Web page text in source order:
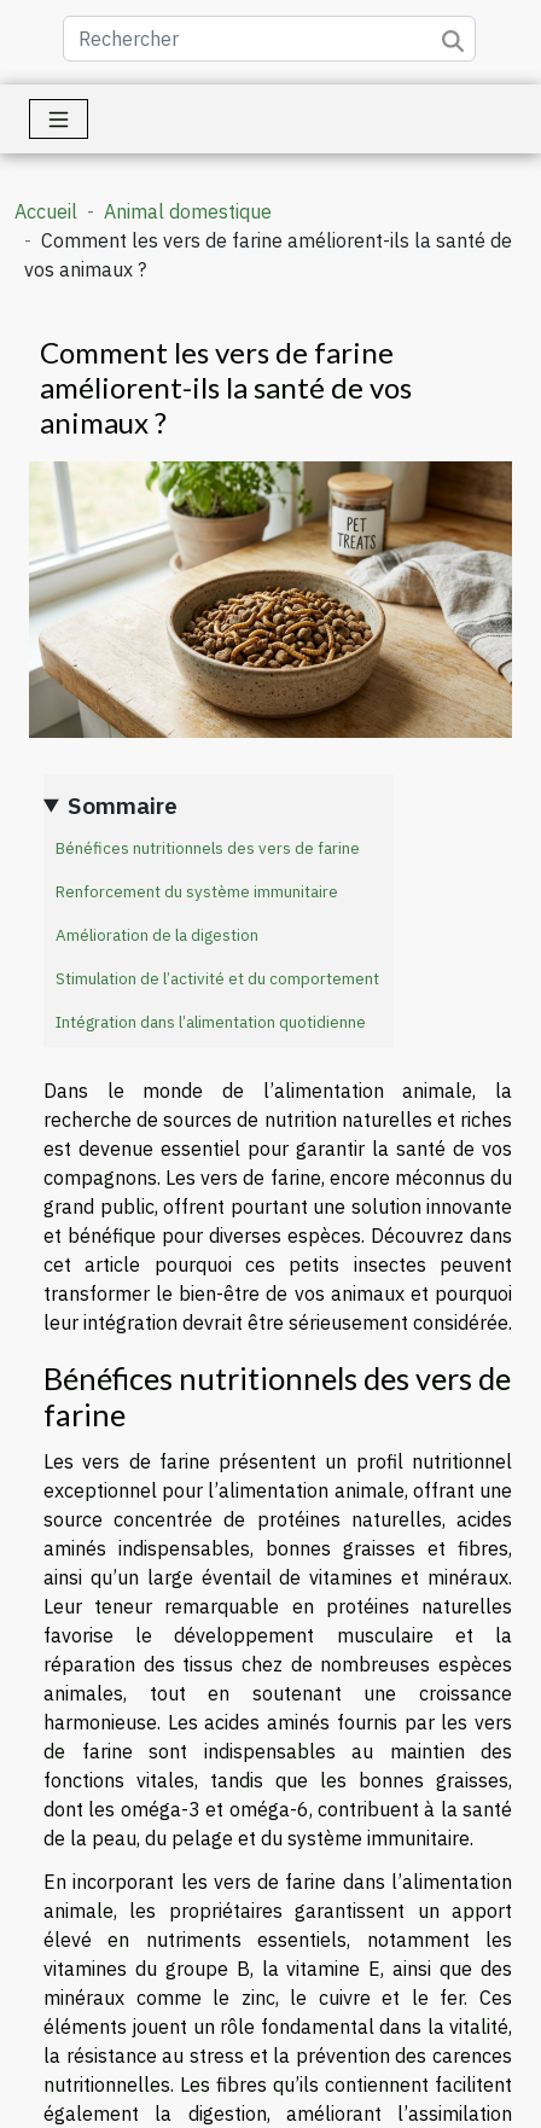
Accueil
Animal domestique
Comment les vers de farine améliorent-ils la santé de
vos animaux ?
Comment les vers de farine
améliorent-ils la santé de vos
animaux ?
Sommaire
Bénéfices nutritionnels des vers de farine
Renforcement du système immunitaire
Amélioration de la digestion
Stimulation de l’activité et du comportement
Intégration dans l’alimentation quotidienne
Dans le monde de l’alimentation animale, la
recherche de sources de nutrition naturelles et riches
est devenue essentiel pour garantir la santé de vos
compagnons. Les vers de farine, encore méconnus du
grand public, offrent pourtant une solution innovante
et bénéfique pour diverses espèces. Découvrez dans
cet article pourquoi ces petits insectes peuvent
transformer le bien-être de vos animaux et pourquoi
leur intégration devrait être sérieusement considérée.
Bénéfices nutritionnels des vers de
farine
Les vers de farine présentent un profil nutritionnel
exceptionnel pour l’alimentation animale, offrant une
source concentrée de protéines naturelles, acides
aminés indispensables, bonnes graisses et fibres,
ainsi qu’un large éventail de vitamines et minéraux.
Leur teneur remarquable en protéines naturelles
favorise le développement musculaire et la
réparation des tissus chez de nombreuses espèces
animales, tout en soutenant une croissance
harmonieuse. Les acides aminés fournis par les vers
de farine sont indispensables au maintien des
fonctions vitales, tandis que les bonnes graisses,
dont les oméga-3 et oméga-6, contribuent à la santé
de la peau, du pelage et du système immunitaire.
En incorporant les vers de farine dans l’alimentation
animale, les propriétaires garantissent un apport
élevé en nutriments essentiels, notamment les
vitamines du groupe B, la vitamine E, ainsi que des
minéraux comme le zinc, le cuivre et le fer. Ces
éléments jouent un rôle fondamental dans la vitalité,
la résistance au stress et la prévention des carences
nutritionnelles. Les fibres qu’ils contiennent facilitent
également la digestion, améliorant l’assimilation